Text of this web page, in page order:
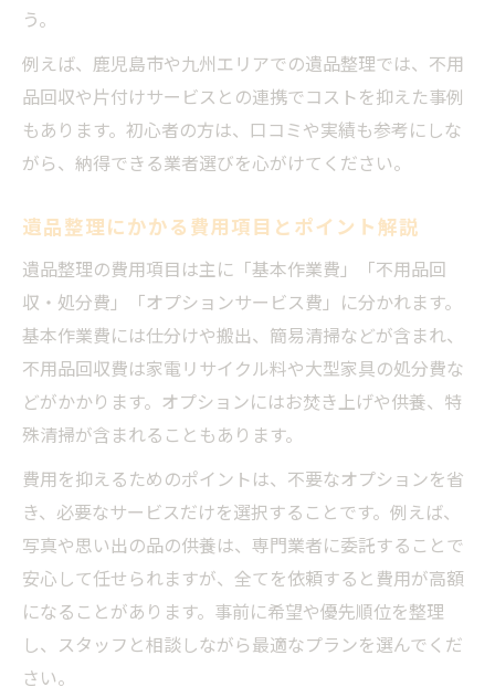
う。
例えば、鹿児島市や九州エリアでの遺品整理では、不用
品回収や片付けサービスとの連携でコストを抑えた事例
もあります。初心者の方は、口コミや実績も参考にしな
がら、納得できる業者選びを心がけてください。
遺品整理にかかる費用項目とポイント解説
遺品整理の費用項目は主に「基本作業費」「不用品回
収・処分費」「オプションサービス費」に分かれます。
基本作業費には仕分けや搬出、簡易清掃などが含まれ、
不用品回収費は家電リサイクル料や大型家具の処分費な
どがかかります。オプションにはお焚き上げや供養、特
殊清掃が含まれることもあります。
費用を抑えるためのポイントは、不要なオプションを省
き、必要なサービスだけを選択することです。例えば、
写真や思い出の品の供養は、専門業者に委託することで
安心して任せられますが、全てを依頼すると費用が高額
になることがあります。事前に希望や優先順位を整理
し、スタッフと相談しながら最適なプランを選んでくだ
さい。